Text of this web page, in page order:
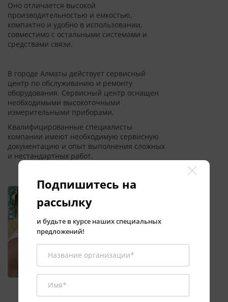
Оно отличается высокой
производительностью и емкостью,
компактно и удобно в использовании,
совместимо с остальными системами и
средствами связи.
В городе Алматы действует сервисный
центр по обслуживанию и ремонту
оборудования. Сервисный центр оснащен
необходимыми высокоточными
измерительными приборами.
Квалифицированные специалисты
компании имеют необходимую сервисную
документацию и опыт выполнения сложных
и нестандартных работ.
Previous Next
Подпишитесь на
рассылку
и будьте в курсе наших специальных
предложений!